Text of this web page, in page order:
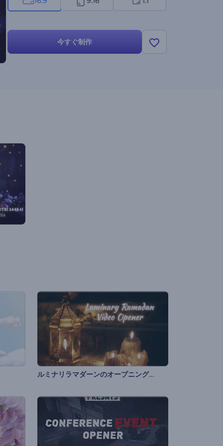
今すぐ制作
ルミナリラマダーンのオープニング動画